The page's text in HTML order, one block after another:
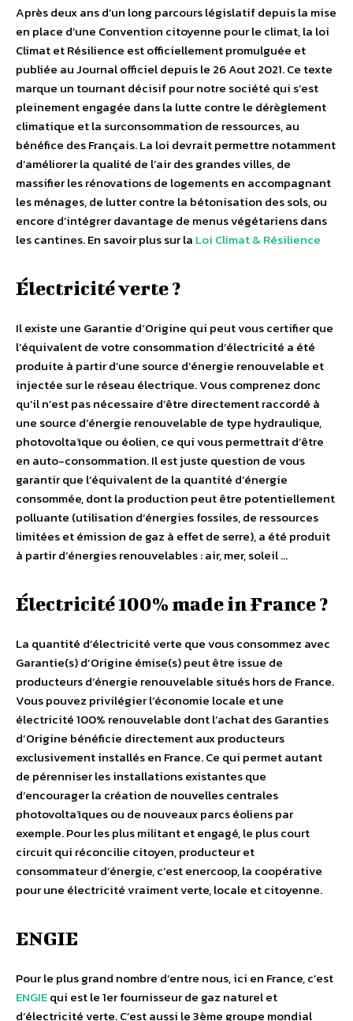
Après deux ans d’un long parcours législatif depuis la mise
en place d’une Convention citoyenne pour le climat, la loi
Climat et Résilience est officiellement promulguée et
publiée au Journal officiel depuis le 26 Aout 2021. Ce texte
marque un tournant décisif pour notre société qui s’est
pleinement engagée dans la lutte contre le dérèglement
climatique et la surconsommation de ressources, au
bénéfice des Français. La loi devrait permettre notamment
d’améliorer la qualité de l’air des grandes villes, de
massifier les rénovations de logements en accompagnant
les ménages, de lutter contre la bétonisation des sols, ou
encore d’intégrer davantage de menus végétariens dans
les cantines. En savoir plus sur la Loi Climat & Résilience
Électricité verte ?
Il existe une Garantie d’Origine qui peut vous certifier que
l’équivalent de votre consommation d’électricité a été
produite à partir d’une source d’énergie renouvelable et
injectée sur le réseau électrique. Vous comprenez donc
qu’il n’est pas nécessaire d’être directement raccordé à
une source d’énergie renouvelable de type hydraulique,
photovoltaïque ou éolien, ce qui vous permettrait d’être
en auto-consommation. Il est juste question de vous
garantir que l’équivalent de la quantité d’énergie
consommée, dont la production peut être potentiellement
polluante (utilisation d’énergies fossiles, de ressources
limitées et émission de gaz à effet de serre), a été produit
à partir d’énergies renouvelables : air, mer, soleil …
Électricité 100% made in France ?
La quantité d’électricité verte que vous consommez avec
Garantie(s) d’Origine émise(s) peut être issue de
producteurs d’énergie renouvelable situés hors de France.
Vous pouvez privilégier l’économie locale et une
électricité 100% renouvelable dont l’achat des Garanties
d’Origine bénéficie directement aux producteurs
exclusivement installés en France. Ce qui permet autant
de pérenniser les installations existantes que
d’encourager la création de nouvelles centrales
photovoltaïques ou de nouveaux parcs éoliens par
exemple. Pour les plus militant et engagé, le plus court
circuit qui réconcilie citoyen, producteur et
consommateur d’énergie, c’est enercoop, la coopérative
pour une électricité vraiment verte, locale et citoyenne.
ENGIE
Pour le plus grand nombre d’entre nous, ici en France, c’est
ENGIEqui est le 1er fournisseur de gaz naturel et
d’électricité verte. C’est aussi le 3ème groupe mondial